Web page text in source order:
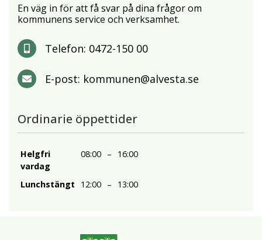
En väg in för att få svar på dina frågor om
kommunens service och verksamhet.
Telefon: 0472-150 00
E-post: kommunen@alvesta.se
Ordinarie öppettider
Helgfri
vardag
08:00 – 16:00
Lunchstängt 12:00 – 13:00